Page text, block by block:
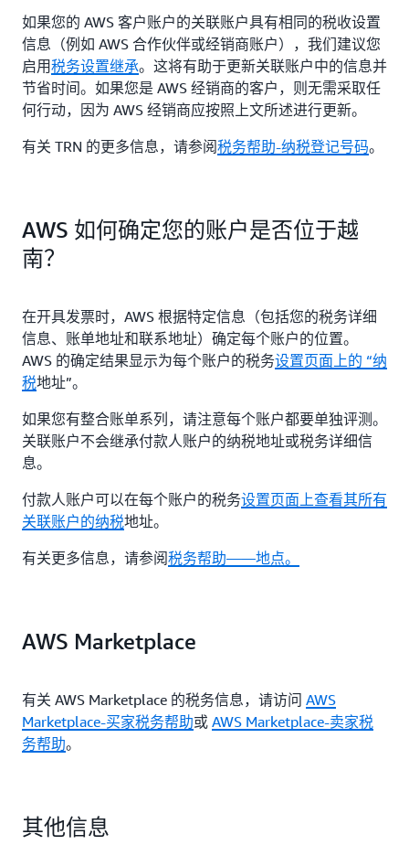
如果您的 AWS 客户账户的关联账户具有相同的税收设置
信息（例如 AWS 合作伙伴或经销商账户），我们建议您
启用税务设置继承。这将有助于更新关联账户中的信息并
节省时间。如果您是 AWS 经销商的客户，则无需采取任
何行动，因为 AWS 经销商应按照上文所述进行更新。
有关 TRN 的更多信息，请参阅税务帮助-纳税登记号码。
AWS 如何确定您的账户是否位于越
南？
在开具发票时，AWS 根据特定信息（包括您的税务详细
信息、账单地址和联系地址）确定每个账户的位置。
AWS 的确定结果显示为每个账户的税务设置页面上的 “纳
税地址”。
如果您有整合账单系列，请注意每个账户都要单独评测。
关联账户不会继承付款人账户的纳税地址或税务详细信
息。
付款人账户可以在每个账户的税务设置页面上查看其所有
关联账户的纳税地址。
有关更多信息，请参阅税务帮助——地点。
AWS Marketplace
有关 AWS Marketplace 的税务信息，请访问 AWS
Marketplace-买家税务帮助或 AWS Marketplace-卖家税
务帮助。
其他信息